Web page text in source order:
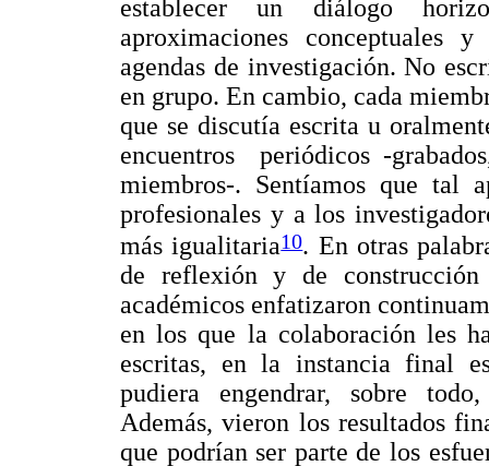
establecer un diálogo
aproximaciones conceptuales
agendas de investigación. No
en grupo. En cambio, cada
que se discutía escrita u
encuentros periódicos -
miembros-. Sentíamos que tal
profesionales y a los
más igualitaria10. En otras
de reflexión y de
académicos enfatizaron
en los que la colaboración les
escritas, en la instancia final
pudiera engendrar, sobre
Además, vieron los resultados
que podrían ser parte de los